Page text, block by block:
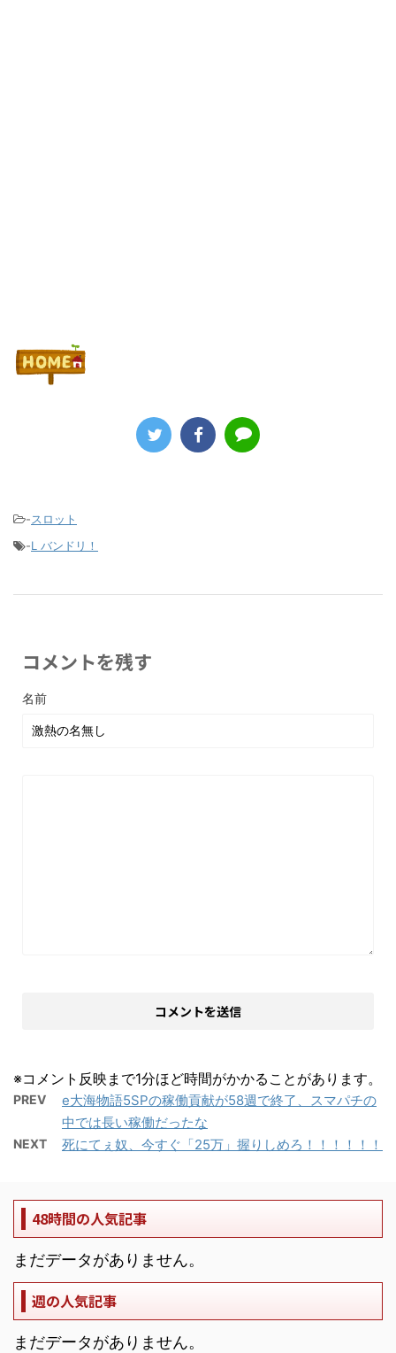
-スロット
-L バンドリ！
コメントを残す
名前
※コメント反映まで1分ほど時間がかかることがあります。
PREV
e大海物語5SPの稼働貢献が58週で終了、スマパチの
中では長い稼働だったな
NEXT 死にてぇ奴、今すぐ「25万」握りしめろ！！！！！！
48時間の人気記事
まだデータがありません。
週の人気記事
まだデータがありません。